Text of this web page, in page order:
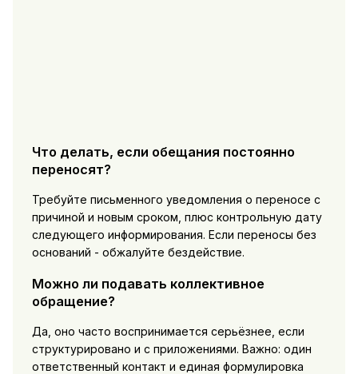
Что делать, если обещания постоянно
переносят?
Требуйте письменного уведомления о переносе с
причиной и новым сроком, плюс контрольную дату
следующего информирования. Если переносы без
оснований - обжалуйте бездействие.
Можно ли подавать коллективное
обращение?
Да, оно часто воспринимается серьёзнее, если
структурировано и с приложениями. Важно: один
ответственный контакт и единая формулировка